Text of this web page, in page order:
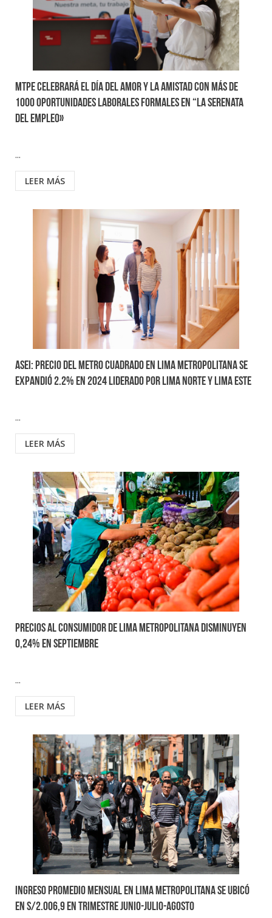
MTPE celebrará el Día del Amor y la Amistad con más de
1000 oportunidades laborales formales en “La Serenata
del Empleo»
...
LEER MÁS
ASEI: Precio del metro cuadrado en Lima Metropolitana se
expandió 2.2% en 2024 liderado por Lima Norte y Lima Este
...
LEER MÁS
Precios al Consumidor de Lima Metropolitana disminuyen
0,24% en septiembre
...
LEER MÁS
Ingreso promedio mensual en Lima Metropolitana se ubicó
en S/2.006,9 en trimestre junio-julio-agosto